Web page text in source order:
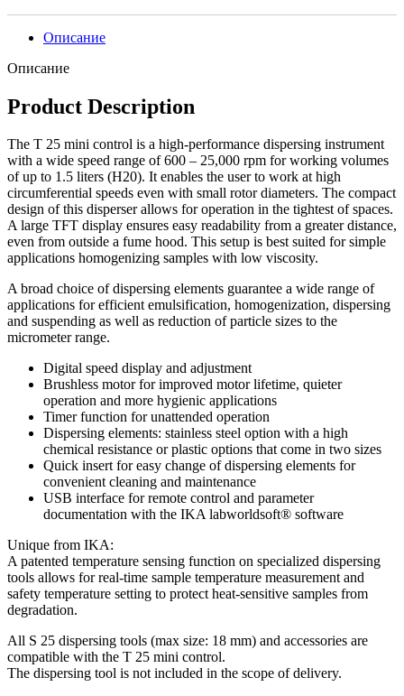
Описание
Описание
Product Description
The T 25 mini control is a high-performance dispersing instrument
with a wide speed range of 600 – 25,000 rpm for working volumes
of up to 1.5 liters (H20). It enables the user to work at high
circumferential speeds even with small rotor diameters. The compact
design of this disperser allows for operation in the tightest of spaces.
A large TFT display ensures easy readability from a greater distance,
even from outside a fume hood. This setup is best suited for simple
applications homogenizing samples with low viscosity.
A broad choice of dispersing elements guarantee a wide range of
applications for efficient emulsification, homogenization, dispersing
and suspending as well as reduction of particle sizes to the
micrometer range.
Digital speed display and adjustment
Brushless motor for improved motor lifetime, quieter
operation and more hygienic applications
Timer function for unattended operation
Dispersing elements: stainless steel option with a high
chemical resistance or plastic options that come in two sizes
Quick insert for easy change of dispersing elements for
convenient cleaning and maintenance
USB interface for remote control and parameter
documentation with the IKA labworldsoft® software
Unique from IKA:
A patented temperature sensing function on specialized dispersing
tools allows for real-time sample temperature measurement and
safety temperature setting to protect heat-sensitive samples from
degradation.
All S 25 dispersing tools (max size: 18 mm) and accessories are
compatible with the T 25 mini control.
The dispersing tool is not included in the scope of delivery.